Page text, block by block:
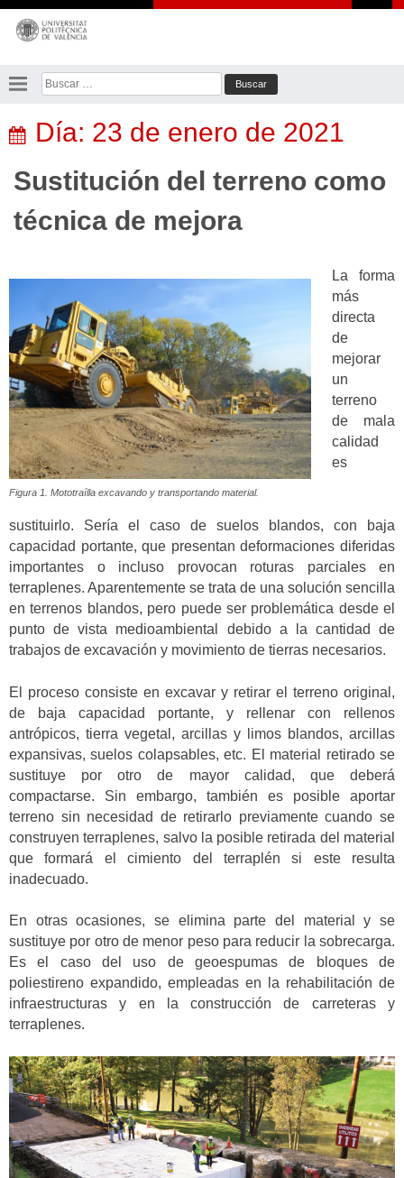
Saltar
contenido
Buscar:
Día: 23 de enero de 2021
Sustitución del terreno como
técnica de mejora
Figura 1. Mototraílla excavando y transportando material.
La forma
más
directa
de
mejorar
un
terreno
de mala
calidad
es
sustituirlo. Sería el caso de suelos blandos, con baja
capacidad portante, que presentan deformaciones diferidas
importantes o incluso provocan roturas parciales en
terraplenes. Aparentemente se trata de una solución sencilla
en terrenos blandos, pero puede ser problemática desde el
punto de vista medioambiental debido a la cantidad de
trabajos de excavación y movimiento de tierras necesarios.
El proceso consiste en excavar y retirar el terreno original,
de baja capacidad portante, y rellenar con rellenos
antrópicos, tierra vegetal, arcillas y limos blandos, arcillas
expansivas, suelos colapsables, etc. El material retirado se
sustituye por otro de mayor calidad, que deberá
compactarse. Sin embargo, también es posible aportar
terreno sin necesidad de retirarlo previamente cuando se
construyen terraplenes, salvo la posible retirada del material
que formará el cimiento del terraplén si este resulta
inadecuado.
En otras ocasiones, se elimina parte del material y se
sustituye por otro de menor peso para reducir la sobrecarga.
Es el caso del uso de geoespumas de bloques de
poliestireno expandido, empleadas en la rehabilitación de
infraestructuras y en la construcción de carreteras y
terraplenes.